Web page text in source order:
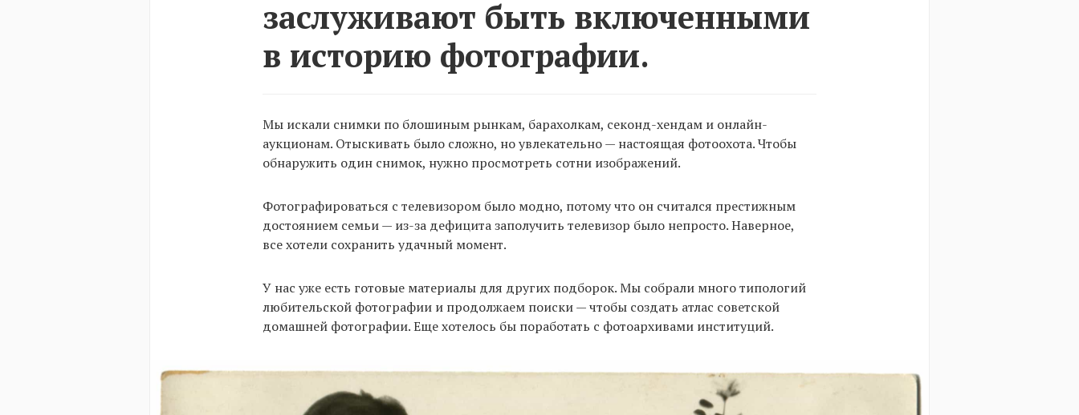
заслуживают быть включенными
в историю фотографии.
Мы искали снимки по блошиным рынкам, барахолкам, секонд-хендам и онлайн-
аукционам. Отыскивать было сложно, но увлекательно — настоящая фотоохота. Чтобы
обнаружить один снимок, нужно просмотреть сотни изображений.
Фотографироваться с телевизором было модно, потому что он считался престижным
достоянием семьи — из-за дефицита заполучить телевизор было непросто. Наверное,
все хотели сохранить удачный момент.
У нас уже есть готовые материалы для других подборок. Мы собрали много типологий
любительской фотографии и продолжаем поиски — чтобы создать атлас советской
домашней фотографии. Еще хотелось бы поработать с фотоархивами институций.